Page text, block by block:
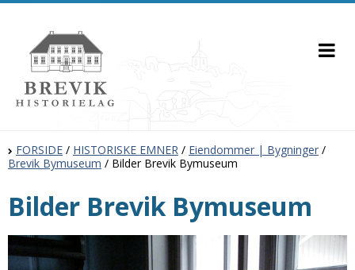
FORSIDE / HISTORISKE EMNER / Eiendommer | Bygninger /
Brevik Bymuseum / Bilder Brevik Bymuseum
Bilder Brevik Bymuseum